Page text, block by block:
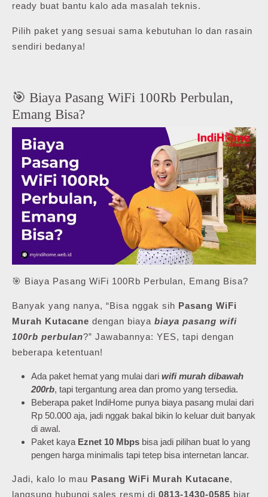
ready buat bantu kalo ada masalah teknis.
Pilih paket yang sesuai sama kebutuhan lo dan rasain
sendiri bedanya!
🎯 Biaya Pasang WiFi 100Rb Perbulan,
Emang Bisa?
🎯 Biaya Pasang WiFi 100Rb Perbulan, Emang Bisa?
Banyak yang nanya, “Bisa nggak sih Pasang WiFi
Murah Kutacane dengan biaya biaya pasang wifi
100rb perbulan?” Jawabannya: YES, tapi dengan
beberapa ketentuan!
Ada paket hemat yang mulai dari wifi murah dibawah
200rb, tapi tergantung area dan promo yang tersedia.
Beberapa paket IndiHome punya biaya pasang mulai dari
Rp 50.000 aja, jadi nggak bakal bikin lo keluar duit banyak
di awal.
Paket kaya Eznet 10 Mbps bisa jadi pilihan buat lo yang
pengen harga minimalis tapi tetep bisa internetan lancar.
Jadi, kalo lo mau Pasang WiFi Murah Kutacane,
langsung hubungi sales resmi di 0813-1430-0585 biar